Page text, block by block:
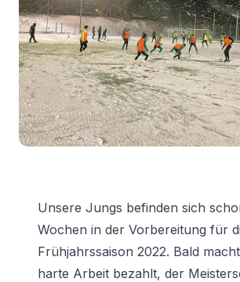
Unsere Jungs befinden sich
Wochen in der Vorbereitung für
Frühjahrssaison 2022. Bald
harte Arbeit bezahlt, der